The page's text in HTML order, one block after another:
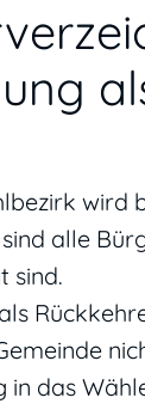
wird
alle
sind.
in das